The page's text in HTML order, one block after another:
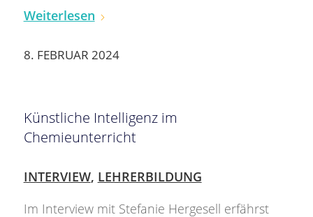
Weiterlesen
8. FEBRUAR 2024
Künstliche Intelligenz im
Chemieunterricht
INTERVIEW, LEHRERBILDUNG
Im Interview mit Stefanie Hergesell erfährst